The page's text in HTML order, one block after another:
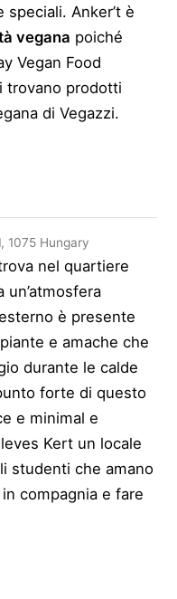
Anker’t è
vegana poiché
Vegan Food
trovano prodotti
di Vegazzi.
1075 Hungary
nel quartiere
è presente
e amache che
durante le calde
forte di questo
e minimal e
Kert un locale
studenti che amano
compagnia e fare